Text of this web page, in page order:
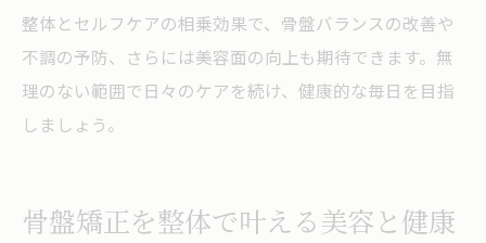
整体とセルフケアの相乗効果で、骨盤バランスの改善や
不調の予防、さらには美容面の向上も期待できます。無
理のない範囲で日々のケアを続け、健康的な毎日を目指
しましょう。
骨盤矯正を整体で叶える美容と健康